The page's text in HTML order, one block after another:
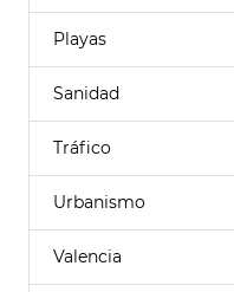
Playas
Sanidad
Tráfico
Urbanismo
Valencia